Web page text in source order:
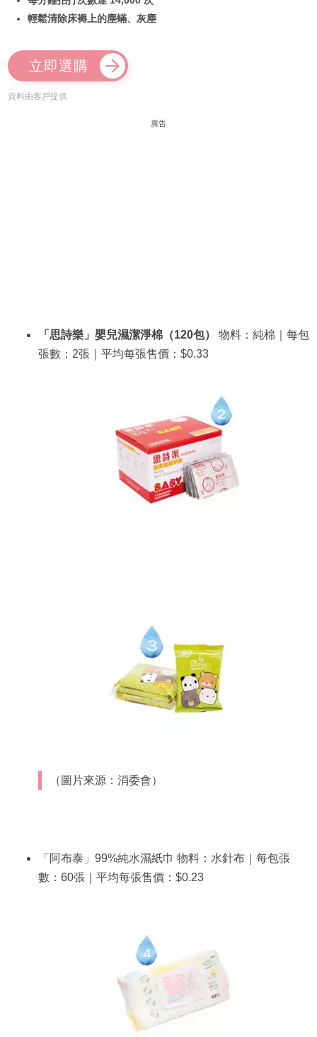
輕鬆清除床褥上的塵蟎、灰塵
立即選購
資料由客戶提供
廣告
「思詩樂」嬰兒濕潔淨棉（120包）
物料：純棉｜每包
張數：2張｜平均每張售價：$0.33
（圖片來源：消委會）
「阿布泰」99%純水濕紙巾 物料：水針布｜每包張
數：60張｜平均每張售價：$0.23